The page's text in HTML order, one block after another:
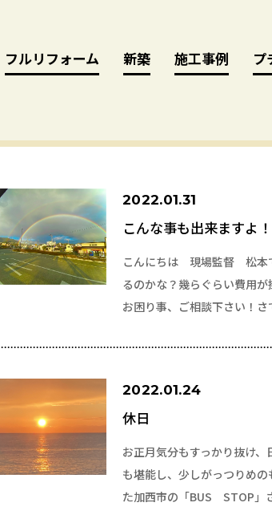
フルリフォーム
フルリフォーム 新築
新築 施工事例
施工事例 プ
プ
2022.01.31
こんな事も出来ますよ！
こんにちは 現場監督 松本
るのかな？幾らぐらい費用
お困り事、ご相談下さい！
2022.01.24
休日
お正月気分もすっかり抜け
も堪能し、少しがっつりめ
た加西市の「BUS STOP」